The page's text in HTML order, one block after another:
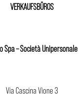
VERKAUFSBÜROS
Spa – Società Unipersonale
Via Cascina Vione 3